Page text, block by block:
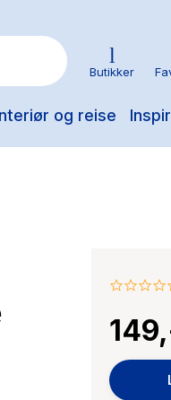
og reise
Butikker
0.0
rating